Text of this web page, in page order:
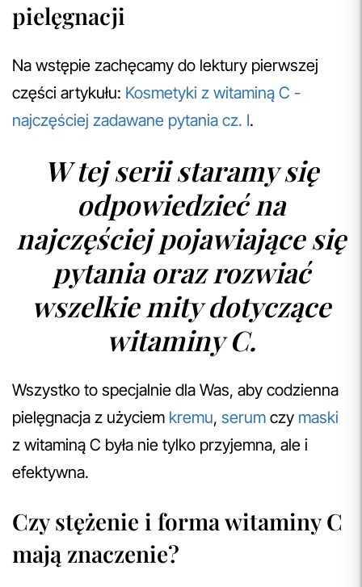
pielęgnacji
Na wstępie zachęcamy do lektury pierwszej
części artykułu: Kosmetyki z witaminą C -
najczęściej zadawane pytania cz. I.
W tej serii staramy się
odpowiedzieć na
najczęściej pojawiające się
pytania oraz rozwiać
wszelkie mity dotyczące
witaminy C.
Wszystko to specjalnie dla Was, aby codzienna
pielęgnacja z użyciem kremu, serum czy maski
z witaminą C była nie tylko przyjemna, ale i
efektywna.
Czy stężenie i forma witaminy C
mają znaczenie?